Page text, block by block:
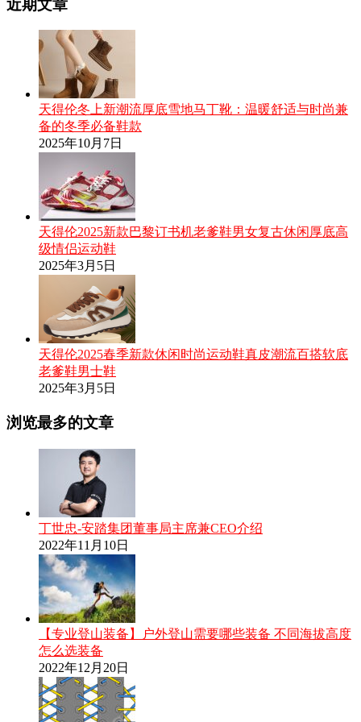
近期文章
天得伦冬上新潮流厚底雪地马丁靴：温暖舒适与时尚兼
备的冬季必备鞋款
2025年10月7日
天得伦2025新款巴黎订书机老爹鞋男女复古休闲厚底高
级情侣运动鞋
2025年3月5日
天得伦2025春季新款休闲时尚运动鞋真皮潮流百搭软底
老爹鞋男士鞋
2025年3月5日
浏览最多的文章
丁世忠-安踏集团董事局主席兼CEO介绍
2022年11月10日
【专业登山装备】户外登山需要哪些装备 不同海拔高度
怎么选装备
2022年12月20日